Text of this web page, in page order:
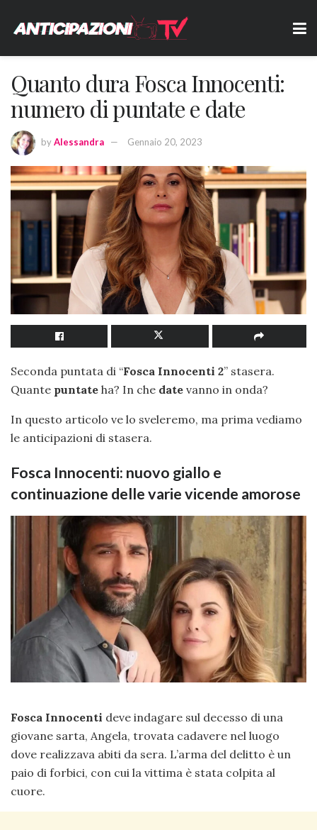
Quanto dura Fosca Innocenti:
numero di puntate e date
byAlessandra Gennaio 20, 2023
Seconda puntata di “Fosca Innocenti 2” stasera.
Quante puntate ha? In che date vanno in onda?
In questo articolo ve lo sveleremo, ma prima vediamo
le anticipazioni di stasera.
Fosca Innocenti: nuovo giallo e
continuazione delle varie vicende amorose
Fosca Innocenti deve indagare sul decesso di una
giovane sarta, Angela, trovata cadavere nel luogo
dove realizzava abiti da sera. L’arma del delitto è un
paio di forbici, con cui la vittima è stata colpita al
cuore.